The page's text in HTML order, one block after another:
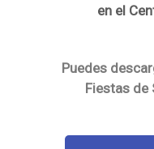
en el
Puedes
Fiestas de